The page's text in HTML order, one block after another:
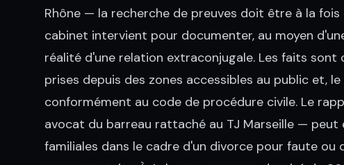
Rhône — la recherche de preuves doit être à la
cabinet intervient pour documenter, au moyen
réalité d'une relation extraconjugale. Les faits
prises depuis des zones accessibles au public et,
conformément au code de procédure civile. Le
avocat du barreau rattaché au TJ Marseille —
familiales dans le cadre d'un divorce pour faute